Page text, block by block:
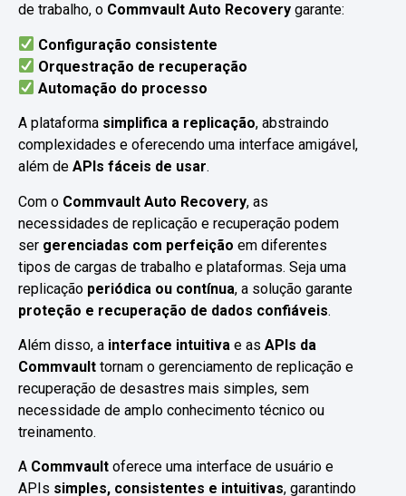
de trabalho, o Commvault Auto Recovery garante:
Configuração consistente
Orquestração de recuperação
Automação do processo
A plataforma simplifica a replicação, abstraindo
complexidades e oferecendo uma interface amigável,
além de APIs fáceis de usar.
Com o Commvault Auto Recovery, as
necessidades de replicação e recuperação podem
ser gerenciadas com perfeição em diferentes
tipos de cargas de trabalho e plataformas. Seja uma
replicação periódica ou contínua, a solução garante
proteção e recuperação de dados confiáveis.
Além disso, a interface intuitiva e as APIs da
Commvault tornam o gerenciamento de replicação e
recuperação de desastres mais simples, sem
necessidade de amplo conhecimento técnico ou
treinamento.
A Commvault oferece uma interface de usuário e
APIs simples, consistentes e intuitivas, garantindo